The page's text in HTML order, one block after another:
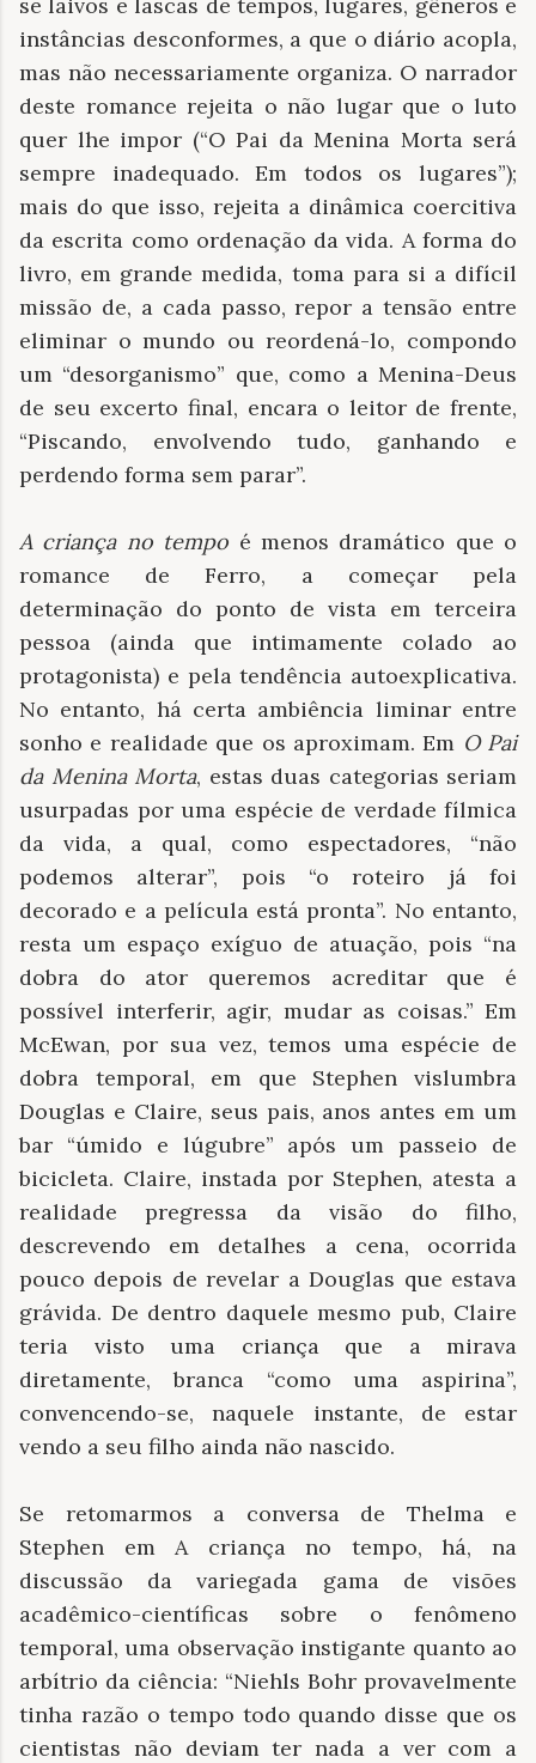
instâncias desconformes, a que o diário acopla,
mas não necessariamente organiza. O narrador
deste romance rejeita o não lugar que o luto
quer lhe impor (“O Pai da Menina Morta será
sempre inadequado. Em todos os lugares”);
mais do que isso, rejeita a dinâmica coercitiva
da escrita como ordenação da vida. A forma do
livro, em grande medida, toma para si a difícil
missão de, a cada passo, repor a tensão entre
eliminar o mundo ou reordená-lo, compondo
um “desorganismo” que, como a Menina-Deus
de seu excerto final, encara o leitor de frente,
“Piscando, envolvendo tudo, ganhando e
perdendo forma sem parar”.
A criança no tempo é menos dramático que o
romance de Ferro, a começar pela
determinação do ponto de vista em terceira
pessoa (ainda que intimamente colado ao
protagonista) e pela tendência autoexplicativa.
No entanto, há certa ambiência liminar entre
sonho e realidade que os aproximam. Em O Pai
da Menina Morta, estas duas categorias seriam
usurpadas por uma espécie de verdade fílmica
da vida, a qual, como espectadores, “não
podemos alterar”, pois “o roteiro já foi
decorado e a película está pronta”. No entanto,
resta um espaço exíguo de atuação, pois “na
dobra do ator queremos acreditar que é
possível interferir, agir, mudar as coisas.” Em
McEwan, por sua vez, temos uma espécie de
dobra temporal, em que Stephen vislumbra
Douglas e Claire, seus pais, anos antes em um
bar “úmido e lúgubre” após um passeio de
bicicleta. Claire, instada por Stephen, atesta a
realidade pregressa da visão do filho,
descrevendo em detalhes a cena, ocorrida
pouco depois de revelar a Douglas que estava
grávida. De dentro daquele mesmo pub, Claire
teria visto uma criança que a mirava
diretamente, branca “como uma aspirina”,
convencendo-se, naquele instante, de estar
vendo a seu filho ainda não nascido.
Se retomarmos a conversa de Thelma e
Stephen em A criança no tempo, há, na
discussão da variegada gama de visões
acadêmico-científicas sobre o fenômeno
temporal, uma observação instigante quanto ao
arbítrio da ciência: “Niehls Bohr provavelmente
tinha razão o tempo todo quando disse que os
cientistas não deviam ter nada a ver com a